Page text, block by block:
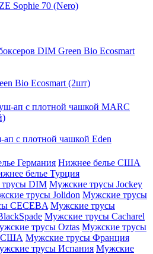
Bio Ecosmart (2шт)
ап с плотной чашкой Eden
Германия Нижнее белье США
белье Турция
DIM Мужские трусы Jockey
трусы Jolidon Мужские трусы
CECEBA Мужские трусы
Мужские трусы Cacharel
трусы Oztas Мужские трусы
США Мужские трусы Франция
трусы Испания Мужские